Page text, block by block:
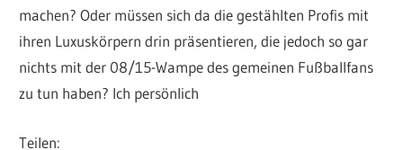
machen? Oder müssen sich da die gestählten Profis mit
ihren Luxuskörpern drin präsentieren, die jedoch so gar
nichts mit der 08/15-Wampe des gemeinen Fußballfans
zu tun haben? Ich persönlich
Teilen: